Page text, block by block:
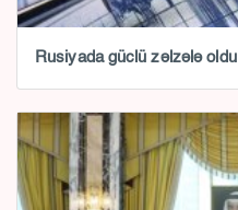
Rusiyada güclü zəlzələ oldu